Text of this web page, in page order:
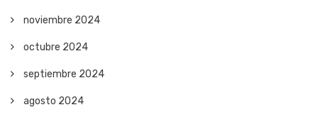
noviembre 2024
octubre 2024
septiembre 2024
agosto 2024